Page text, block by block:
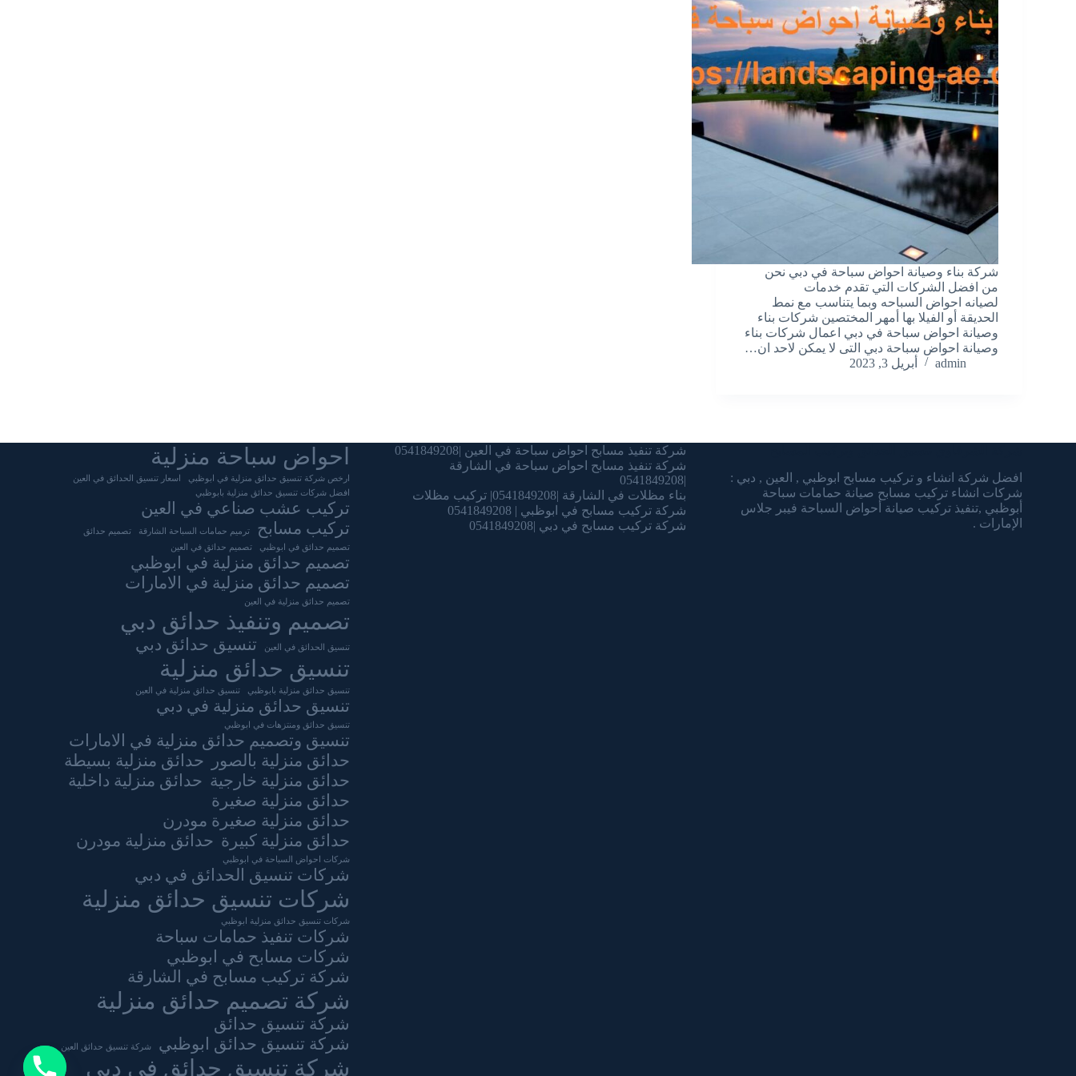
شركة بناء وصيانة احواض سباحة في دبي نحن
من افضل الشركات التي تقدم خدمات
لصيانه احواض السباحه وبما يتناسب مع نمط
الحديقة أو الفيلا بها أمهر المختصين شركات بناء
وصيانة احواض سباحة في دبي اعمال شركات بناء
وصيانة احواض سباحة دبي التى لا يمكن لاحد ان…
admin
أبريل 3, 2023
افضل شركة انشاء و تركيب مسابح ابوظبي , العين , دبي :
شركات انشاء تركيب مسابح صيانة حمامات سباحة
أبوظبي ,تنفيذ تركيب صيانة أحواض السباحة فيبر جلاس
الإمارات .
شركة تنفيذ مسابح احواض سباحة في العين |0541849208
شركة تنفيذ مسابح احواض سباحة في الشارقة
|0541849208
بناء مظلات في الشارقة |0541849208| تركيب مظلات
شركة تركيب مسابح في ابوظبي | 0541849208
شركة تركيب مسابح في دبي |0541849208
احواض سباحة منزلية
ارخص شركة تنسيق حدائق منزلية في ابوظبي
اسعار تنسيق الحدائق في العين
افضل شركات تنسيق حدائق منزلية بابوظبي
تركيب عشب صناعي في العين
تركيب مسابح
ترميم حمامات السباحة الشارقة
تصميم حدائق
تصميم حدائق في ابوظبي
تصميم حدائق في العين
تصميم حدائق منزلية في ابوظبي
تصميم حدائق منزلية في الامارات
تصميم حدائق منزلية في العين
تصميم وتنفيذ حدائق دبي
تنسيق الحدائق في العين تنسيق حدائق دبي
تنسيق حدائق منزلية
تنسيق حدائق منزلية بابوظبي تنسيق حدائق منزلية في العين
تنسيق حدائق منزلية في دبي
تنسيق حدائق ومنتزهات في ابوظبي
تنسيق وتصميم حدائق منزلية في الامارات
حدائق منزلية بالصور
حدائق منزلية بسيطة
حدائق منزلية خارجية حدائق منزلية داخلية
حدائق منزلية صغيرة
حدائق منزلية صغيرة مودرن
حدائق منزلية كبيرة حدائق منزلية مودرن
شركات احواض السباحة في ابوظبي
شركات تنسيق الحدائق في دبي
شركات تنسيق حدائق منزلية
شركات تنسيق حدائق منزلية ابوظبي
شركات تنفيذ حمامات سباحة
شركات مسابح في ابوظبي
شركة تركيب مسابح في الشارقة
شركة تصميم حدائق منزلية
شركة تنسيق حدائق
شركة تنسيق حدائق ابوظبي
شركة تنسيق حدائق العين
شركة تنسيق حدائق في دبي